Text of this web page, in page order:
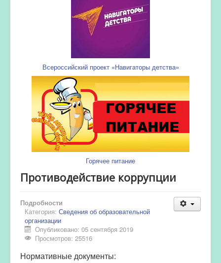
Всероссийский проект «Навигаторы детства»
Горячее питание
Противодействие коррупции
Подробности
Категория: Сведения об образовательной
организации
Опубликовано: 05 сентября 2019
Просмотров: 25516
Нормативные документы: